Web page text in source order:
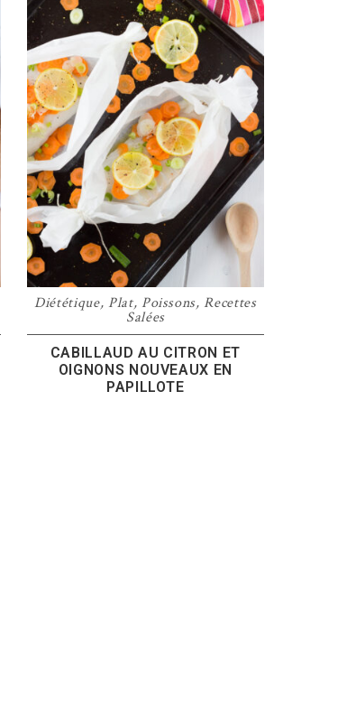
Diététique, Plat, Poissons,Recettes
Salées
CABILLAUD AU CITRON ET
OIGNONS NOUVEAUX EN
PAPILLOTE